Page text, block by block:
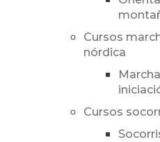
Cursos
nórdica
Cursos